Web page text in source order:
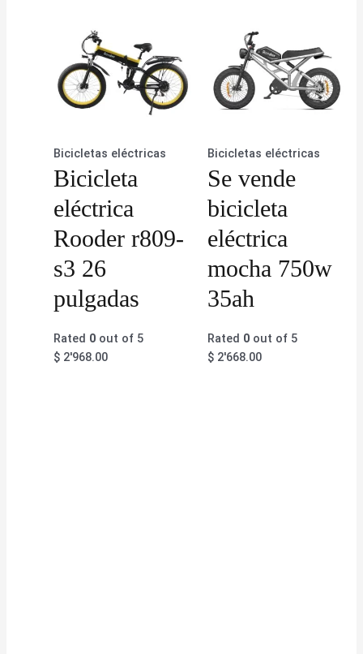
Bicicletas eléctricas
Bicicleta
eléctrica
Rooder r809-
s3 26
pulgadas
Rated 0 out of 5
$ 2'968.00
Bicicletas eléctricas
Se vende
bicicleta
eléctrica
mocha 750w
35ah
Rated 0out of 5
$2'668.00